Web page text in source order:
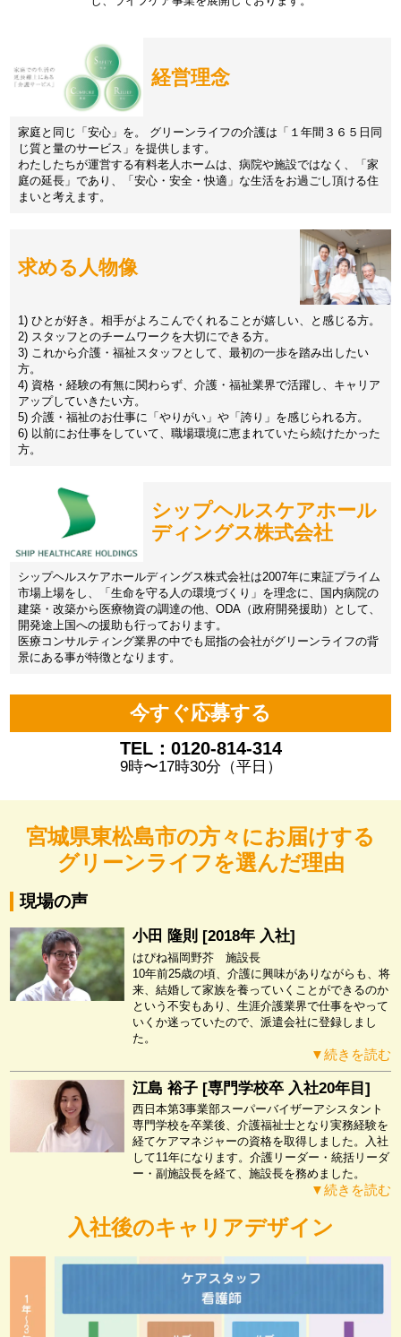
経営理念
家庭と同じ「安心」を。 グリーンライフの介護は「１年間３６５日同
じ質と量のサービス」を提供します。
わたしたちが運営する有料老人ホームは、病院や施設ではなく、「家
庭の延長」であり、「安心・安全・快適」な生活をお過ごし頂ける住
まいと考えます。
求める人物像
1) ひとが好き。相手がよろこんでくれることが嬉しい、と感じる方。
2) スタッフとのチームワークを大切にできる方。
3) これから介護・福祉スタッフとして、最初の一歩を踏み出したい
方。
4) 資格・経験の有無に関わらず、介護・福祉業界で活躍し、キャリア
アップしていきたい方。
5) 介護・福祉のお仕事に「やりがい」や「誇り」を感じられる方。
6) 以前にお仕事をしていて、職場環境に恵まれていたら続けたかった
方。
シップヘルスケアホール
ディングス株式会社
シップヘルスケアホールディングス株式会社は2007年に東証プライム
市場上場をし、「生命を守る人の環境づくり」を理念に、国内病院の
建築・改築から医療物資の調達の他、ODA（政府開発援助）として、
開発途上国への援助も行っております。
医療コンサルティング業界の中でも屈指の会社がグリーンライフの背
景にある事が特徴となります。
今すぐ応募する
TEL：0120-814-314
9時〜17時30分（平日）
宮城県東松島市の方々にお届けする
グリーンライフを選んだ理由
現場の声
小田 隆則 [2018年 入社]
はぴね福岡野芥 施設長
10年前25歳の頃、介護に興味がありながらも、将
来、結婚して家族を養っていくことができるのか
という不安もあり、生涯介護業界で仕事をやって
いくか迷っていたので、派遣会社に登録しまし
た。
▼続きを読む
江島 裕子 [専門学校卒 入社20年目]
西日本第3事業部スーパーバイザーアシスタント
専門学校を卒業後、介護福祉士となり実務経験を
経てケアマネジャーの資格を取得しました。入社
して11年になります。介護リーダー・統括リーダ
ー・副施設長を経て、施設長を務めました。
▼続きを読む
入社後のキャリアデザイン